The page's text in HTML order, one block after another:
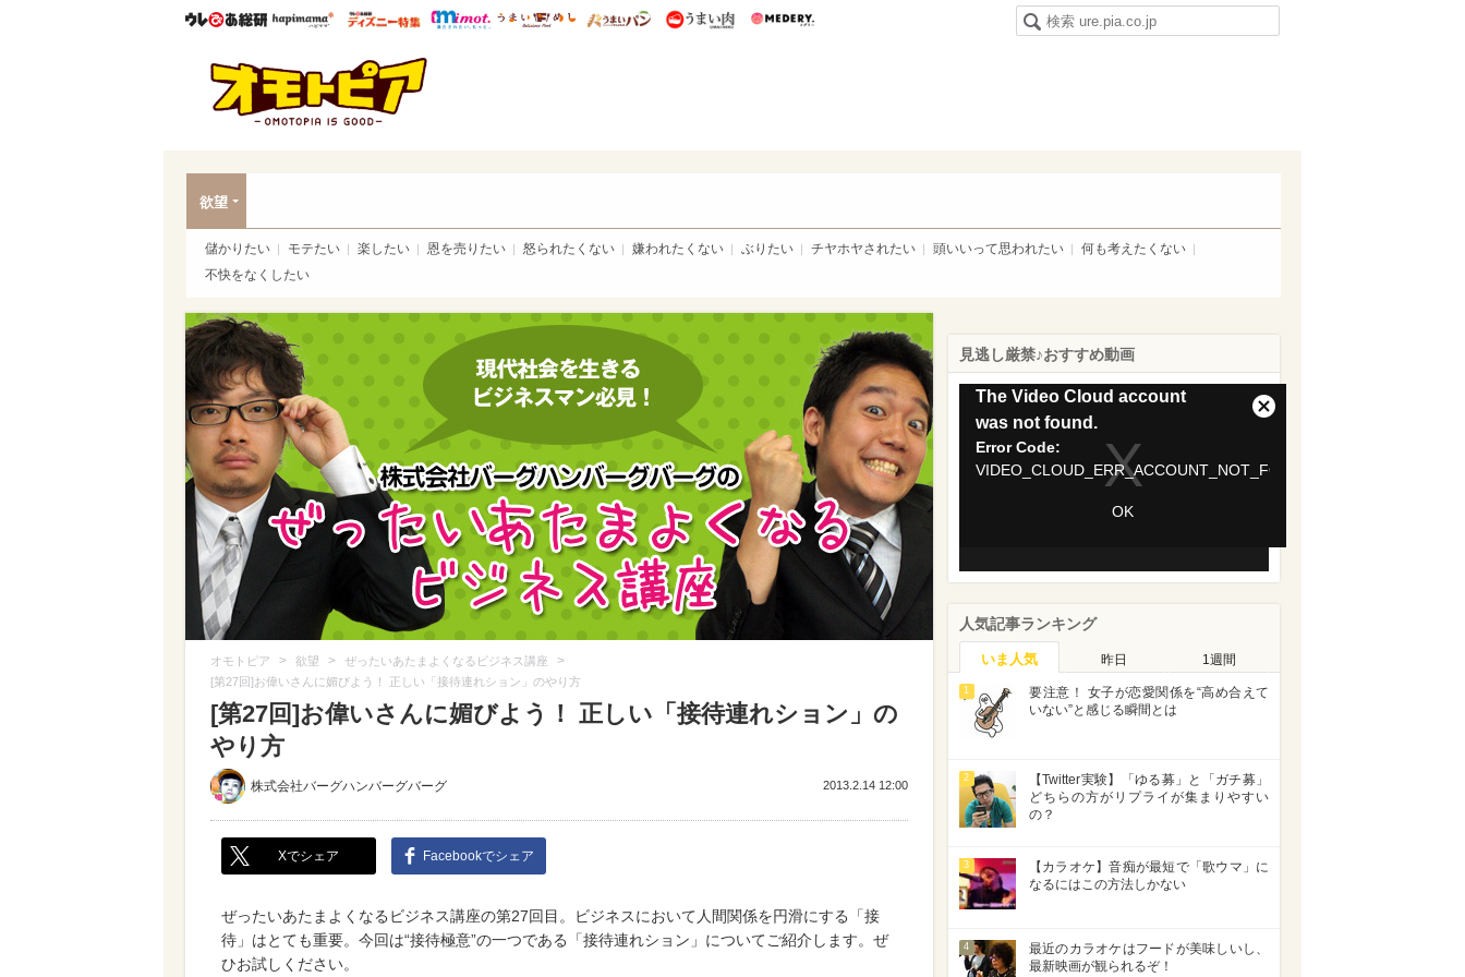
ウレぴあ総研ハピママ* ウレぴあ総研 ディズニー特集
mimot. うまいめし うまいパン うまい肉
欲望
儲かりたい モテたい 楽したい 恩を売りたい 怒られたくない 嫌われたくない ぶりたい チヤホヤされたい 頭いいって思われたい
何も考えたくない
不快をなくしたい
オモトピア > 欲望 > ぜったいあたまよくなるビジネス講座 >
[第27回]お偉いさんに媚びよう！ 正しい「接待連れション」のやり方
[第27回]お偉いさんに媚びよう！ 正しい「接待連れション」の
やり方
株式会社バーグハンバーグバーグ 2013.2.14 12:00
Xでシェア Facebookでシェア
ぜったいあたまよくなるビジネス講座の第27回目。ビジネスにおいて人間関係を円滑にする「接
待」はとても重要。今回は“接待極意”の一つである「接待連れション」についてご紹介します。ぜ
ひお試しください。
見逃し厳禁♪おすすめ動画
This
modal
window.
The Video Cloud account
was not found.
Error Code:
VIDEO_CLOUD_ERR_ACCOUNT_NOT_FOUND
vjs_video_3
OK
Close
Dialog
人気記事ランキング
いま人気 昨日 1週間
1
要注意！ 女子が恋愛関係を“高め合えて
いない”と感じる瞬間とは
2
【Twitter実験】「ゆる募」と「ガチ募」
どちらの方がリプライが集まりやすい
の？
3
【カラオケ】音痴が最短で「歌ウマ」に
なるにはこの方法しかない
4
最近のカラオケはフードが美味しいし、
最新映画が観られるぞ！